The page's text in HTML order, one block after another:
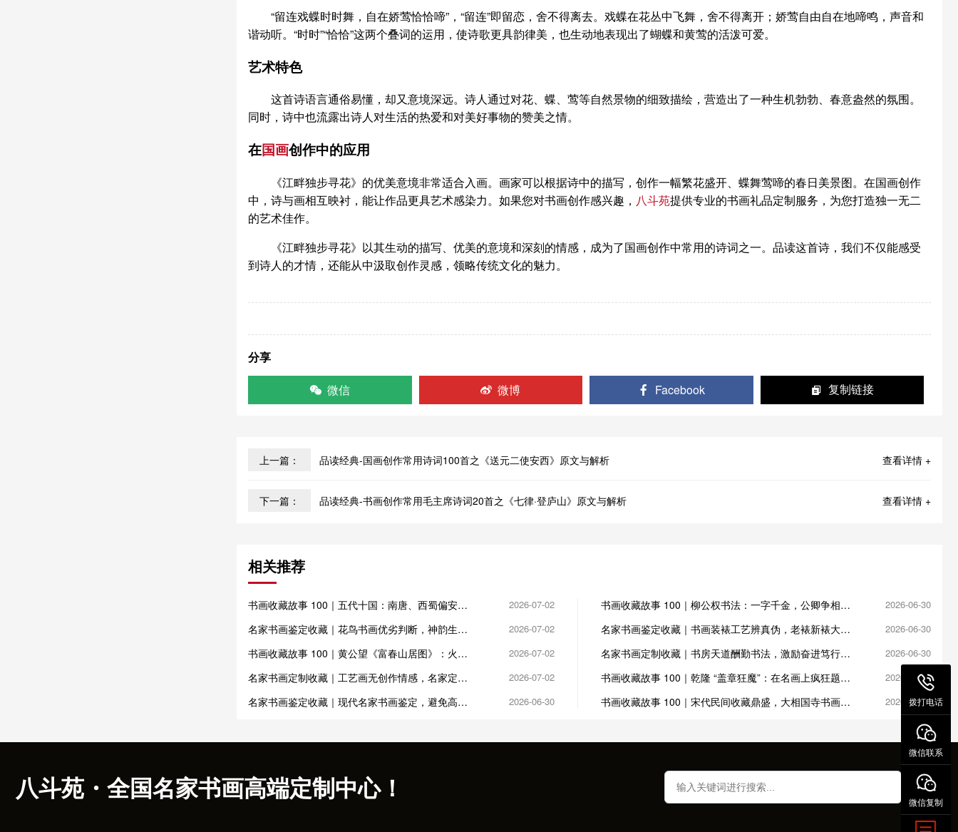
“留连戏蝶时时舞，自在娇莺恰恰啼”，“留连”即留恋，舍不得离去。戏蝶在花丛中飞舞，舍不得离开；娇莺自由自在地啼鸣，声音和
谐动听。“时时”“恰恰”这两个叠词的运用，使诗歌更具韵律美，也生动地表现出了蝴蝶和黄莺的活泼可爱。
艺术特色
这首诗语言通俗易懂，却又意境深远。诗人通过对花、蝶、莺等自然景物的细致描绘，营造出了一种生机勃勃、春意盎然的氛围。
同时，诗中也流露出诗人对生活的热爱和对美好事物的赞美之情。
在国画创作中的应用
《江畔独步寻花》的优美意境非常适合入画。画家可以根据诗中的描写，创作一幅繁花盛开、蝶舞莺啼的春日美景图。在国画创作
中，诗与画相互映衬，能让作品更具艺术感染力。如果您对书画创作感兴趣， 八斗苑提供专业的书画礼品定制服务，为您打造独一无二
的艺术佳作。
《江畔独步寻花》以其生动的描写、优美的意境和深刻的情感，成为了国画创作中常用的诗词之一。品读这首诗，我们不仅能感受
到诗人的才情，还能从中汲取创作灵感，领略传统文化的魅力。
分享
微信
微博 Facebook 复制链接
上一篇： 查看详情 +
品读经典-国画创作常用诗词100首之《送元二使安西》原文与解析
下一篇： 查看详情 +
品读经典-书画创作常用毛主席诗词20首之《七律·登庐山》原文与解析
相关推荐
书画收藏故事 100｜五代十国：南唐、西蜀偏安，
2026-07-02
名家书画鉴定收藏｜花鸟书画优劣判断，神韵生动
2026-07-02
书画收藏故事 100｜黄公望《富春山居图》：火殉
2026-07-02
名家书画定制收藏｜工艺画无创作情感，名家定制
2026-07-02
名家书画鉴定收藏｜现代名家书画鉴定，避免高仿
2026-06-30
书画收藏故事 100｜柳公权书法：一字千金，公卿争相收
2026-06-30
名家书画鉴定收藏｜书画装裱工艺辨真伪，老裱新裱大有
2026-06-30
名家书画定制收藏｜书房天道酬勤书法，激励奋进笃行不
2026-06-30
书画收藏故事 100｜乾隆 “盖章狂魔”：在名画上疯狂题跋
2026-06-30
书画收藏故事 100｜宋代民间收藏鼎盛，大相国寺书画交
2026-06-27
八斗苑・全国名家书画高端定制中心！
拨打电话
微信联系
微信复制